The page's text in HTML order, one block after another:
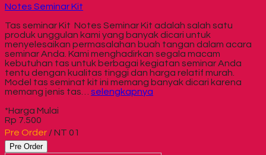
Notes Seminar Kit
Tas seminar Kit Notes Seminar Kit adalah salah satu
produk unggulan kami yang banyak dicari untuk
menyelesaikan permasalahan buah tangan dalam acara
seminar Anda. Kami menghadirkan segala macam
kebutuhan tas untuk berbagai kegiatan seminar Anda
tentu dengan kualitas tinggi dan harga relatif murah.
Model tas seminat kit ini memang banyak dicari karena
memang jenis tas… selengkapnya
*Harga Mulai
Rp 7.500
Pre Order / NT 01
Pre Order